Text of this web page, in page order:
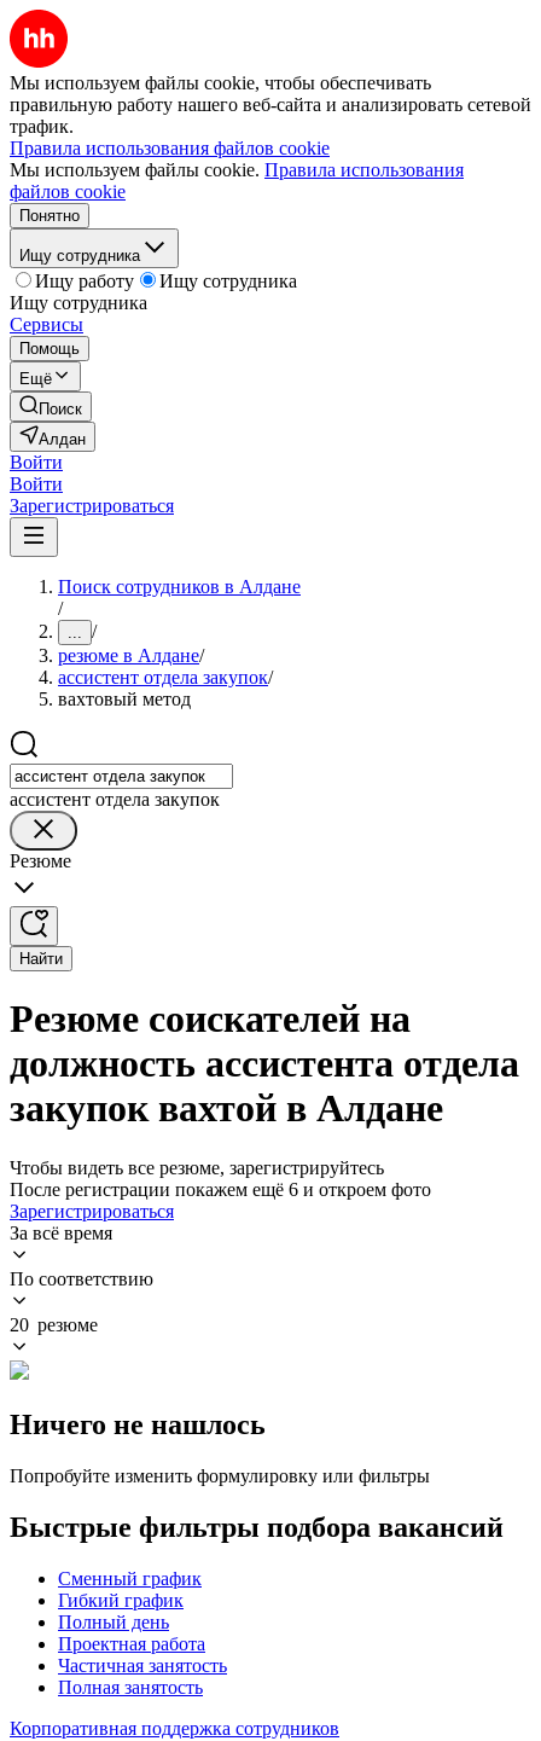
Мы используем файлы cookie, чтобы обеспечивать
правильную работу нашего веб-сайта и анализировать сетевой
трафик.
Правила использования файлов cookie
Мы используем файлы cookie. Правила использования
файлов cookie
Понятно
Ищу сотрудника
Ищу работу
Ищу сотрудника
Ищу сотрудника
Сервисы
Помощь
Ещё
Поиск
Алдан
Войти
Войти
Зарегистрироваться
Поиск сотрудников в Алдане
/
... /
резюме в Алдане/
ассистент отдела закупок/
вахтовый метод
ассистент отдела закупок
Резюме
Найти
Резюме соискателей на
должность ассистента отдела
закупок вахтой в Алдане
Чтобы видеть все резюме, зарегистрируйтесь
После регистрации покажем ещё 6 и откроем фото
Зарегистрироваться
За всё время
По соответствию
20 резюме
Ничего не нашлось
Попробуйте изменить формулировку или фильтры
Быстрые фильтры подбора вакансий
Сменный график
Гибкий график
Полный день
Проектная работа
Частичная занятость
Полная занятость
Корпоративная поддержка сотрудников